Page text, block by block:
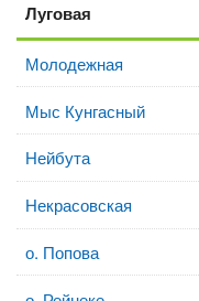
Луговая
Молодежная
Мыс Кунгасный
Нейбута
Некрасовская
о. Попова